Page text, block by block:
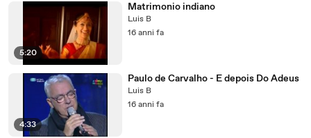
5:20
Matrimonio indiano
Luis B
16 anni fa
4:33
Paulo de Carvalho - E depois Do Adeus
Luis B
16 anni fa